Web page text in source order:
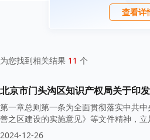
查看详
为您找到相关结果 11 个
北京市门头沟区知识产权局关于印
第一章总则第一条为全面贯彻落实中共
善之区建设的实施意见》等文件精神，
2024-12-26